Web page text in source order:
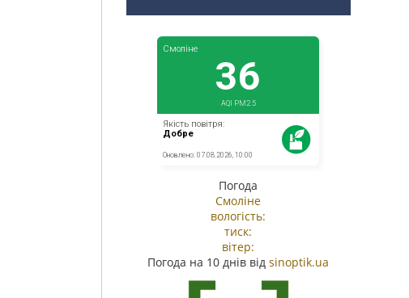
Погода
Смоліне
вологість:
тиск:
вітер:
Погода на 10 днів відsinoptik.ua